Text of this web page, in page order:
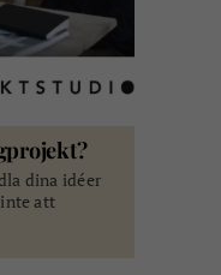
dina idéer
att